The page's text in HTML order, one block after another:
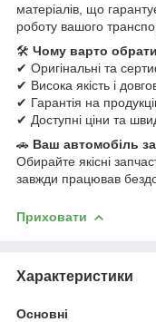
матеріалів, що
роботу вашого
🛠 Чому варто
✔ Оригінальні та
✔ Висока якість і
✔ Гарантія на
✔ Доступні ціни та
🚗 Ваш автомобіль
Обирайте якісні
завжди працював
Приховати
Характеристики
Основні